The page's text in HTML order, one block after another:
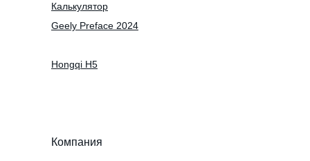
Компания
Калькулятор
Hongqi H5
Geely Preface 2024